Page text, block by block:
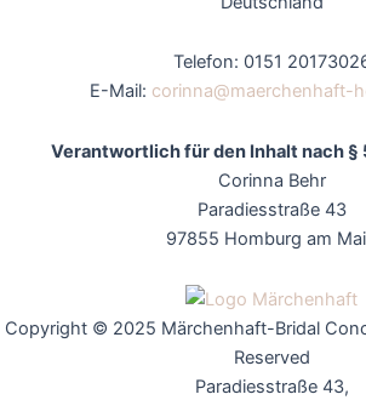
Telefon: 0151
E-Mail: corinna@maerchenhaft-
Verantwortlich für den Inhalt nach §
Corinna Behr
Paradiesstraße 43
97855 Homburg am
Copyright © 2025 Märchenhaft-Bridal
Reserved
Paradiesstraße 43,